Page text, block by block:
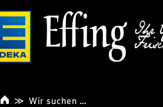
Wir suchen …